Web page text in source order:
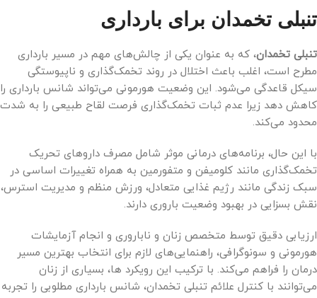
تنبلی تخمدان برای بارداری
تنبلی تخمدان، که به عنوان یکی از چالش‌های مهم در مسیر بارداری
مطرح است، اغلب باعث اختلال در روند تخمک‌گذاری و ناپیوستگی
سیکل قاعدگی می‌شود. این وضعیت هورمونی می‌تواند شانس بارداری را
کاهش دهد زیرا عدم ثبات تخمک‌گذاری فرصت لقاح طبیعی را به شدت
محدود می‌کند.
با این حال، برنامه‌های درمانی موثر شامل مصرف دارو‌های تحریک
تخمک‌گذاری مانند کلومیفن و متفورمین به همراه تغییرات اساسی در
سبک زندگی مانند رژیم غذایی متعادل، ورزش منظم و مدیریت استرس،
نقش بسزایی در بهبود وضعیت باروری دارند.
ارزیابی دقیق توسط متخصص زنان و ناباروری و انجام آزمایشات
هورمونی و سونوگرافی، راهنمایی‌های لازم برای انتخاب بهترین مسیر
درمان را فراهم می‌کند. با ترکیب این رویکرد ها، بسیاری از زنان
می‌توانند با کنترل علائم تنبلی تخمدان، شانس بارداری مطلوبی را تجربه